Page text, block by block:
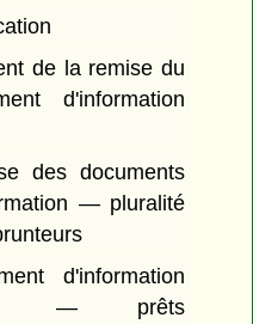
de la remise du
d'information
des documents
— pluralité
d'information
— prêts